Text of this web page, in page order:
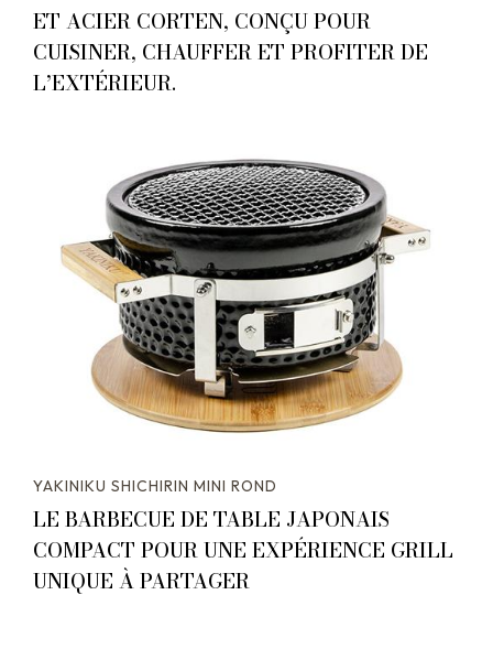
ET ACIER CORTEN, CONÇU POUR
CUISINER, CHAUFFER ET PROFITER DE
L’EXTÉRIEUR.
YAKINIKU SHICHIRIN MINI ROND
LE BARBECUE DE TABLE JAPONAIS
COMPACT POUR UNE EXPÉRIENCE GRILL
UNIQUE À PARTAGER